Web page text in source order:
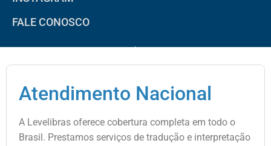
FALE CONOSCO
Atendimento Nacional
A Levelibras oferece cobertura completa em todo o
Brasil. Prestamos serviços de tradução e interpretação